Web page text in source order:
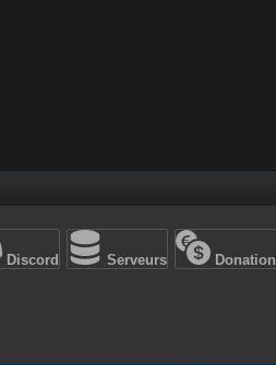
Discord Serveurs Donation